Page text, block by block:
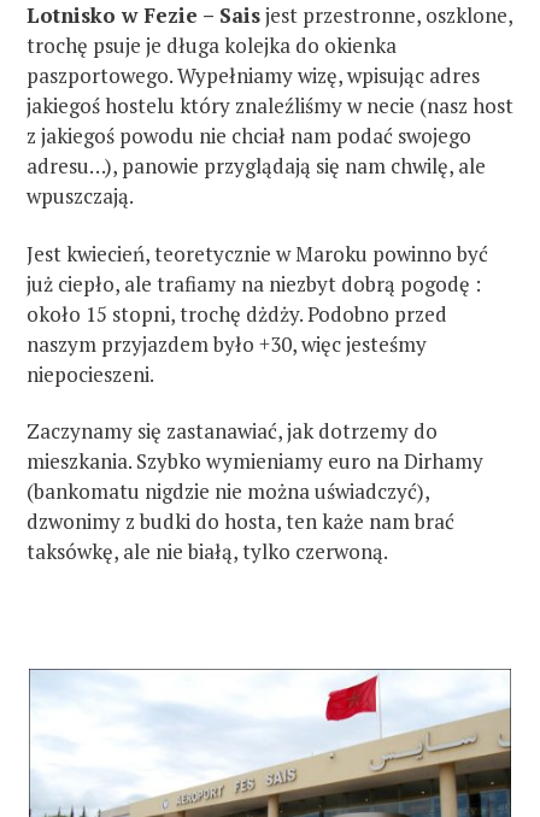
Lotnisko w Fezie – Saisjest przestronne, oszklone,
trochę psuje je długa kolejka do okienka
paszportowego. Wypełniamy wizę, wpisując adres
jakiegoś hostelu który znaleźliśmy w necie (nasz host
z jakiegoś powodu nie chciał nam podać swojego
adresu…), panowie przyglądają się nam chwilę, ale
wpuszczają.
Jest kwiecień, teoretycznie w Maroku powinno być
już ciepło, ale trafiamy na niezbyt dobrą pogodę :
około 15 stopni, trochę dżdży. Podobno przed
naszym przyjazdem było +30, więc jesteśmy
niepocieszeni.
Zaczynamy się zastanawiać, jak dotrzemy do
mieszkania. Szybko wymieniamy euro na Dirhamy
(bankomatu nigdzie nie można uświadczyć),
dzwonimy z budki do hosta, ten każe nam brać
taksówkę, ale nie białą, tylko czerwoną.